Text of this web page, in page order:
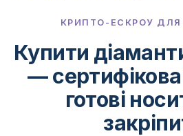
КРИПТО-ЕСКРОУ ДЛЯ
Купити
—
готові